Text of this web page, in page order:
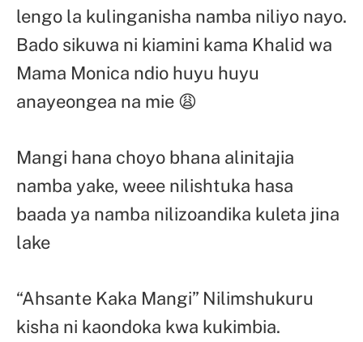
lengo la kulinganisha namba niliyo nayo.
Bado sikuwa ni kiamini kama Khalid wa
Mama Monica ndio huyu huyu
anayeongea na mie 😩
Mangi hana choyo bhana alinitajia
namba yake, weee nilishtuka hasa
baada ya namba nilizoandika kuleta jina
lake
“Ahsante Kaka Mangi” Nilimshukuru
kisha ni kaondoka kwa kukimbia.